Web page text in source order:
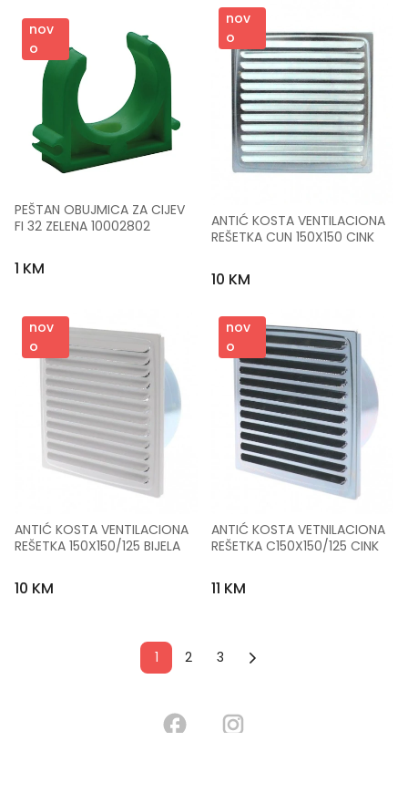
nov
o
PEŠTAN OBUJMICA ZA CIJEV
FI 32 ZELENA 10002802
1 KM
nov
o
ANTIĆ KOSTA VENTILACIONA
REŠETKA CUN 150X150 CINK
10 KM
nov
o
ANTIĆ KOSTA VENTILACIONA
REŠETKA 150X150/125 BIJELA
10 KM
nov
o
ANTIĆ KOSTA VETNILACIONA
REŠETKA C150X150/125 CINK
11 KM
1 2 3